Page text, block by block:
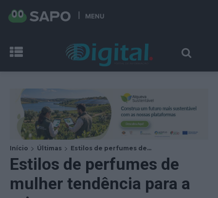
MENU
Início Últimas Estilos de perfumes de...
Estilos de perfumes de
mulher tendência para a